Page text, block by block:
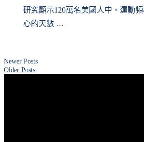
研究顯示120萬名美國人中，運動
心的天數 …
Newer Posts
Older Posts